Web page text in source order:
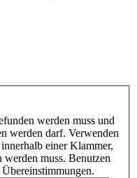
werden muss und
werden darf. Verwenden
innerhalb einer Klammer,
muss. Benutzen